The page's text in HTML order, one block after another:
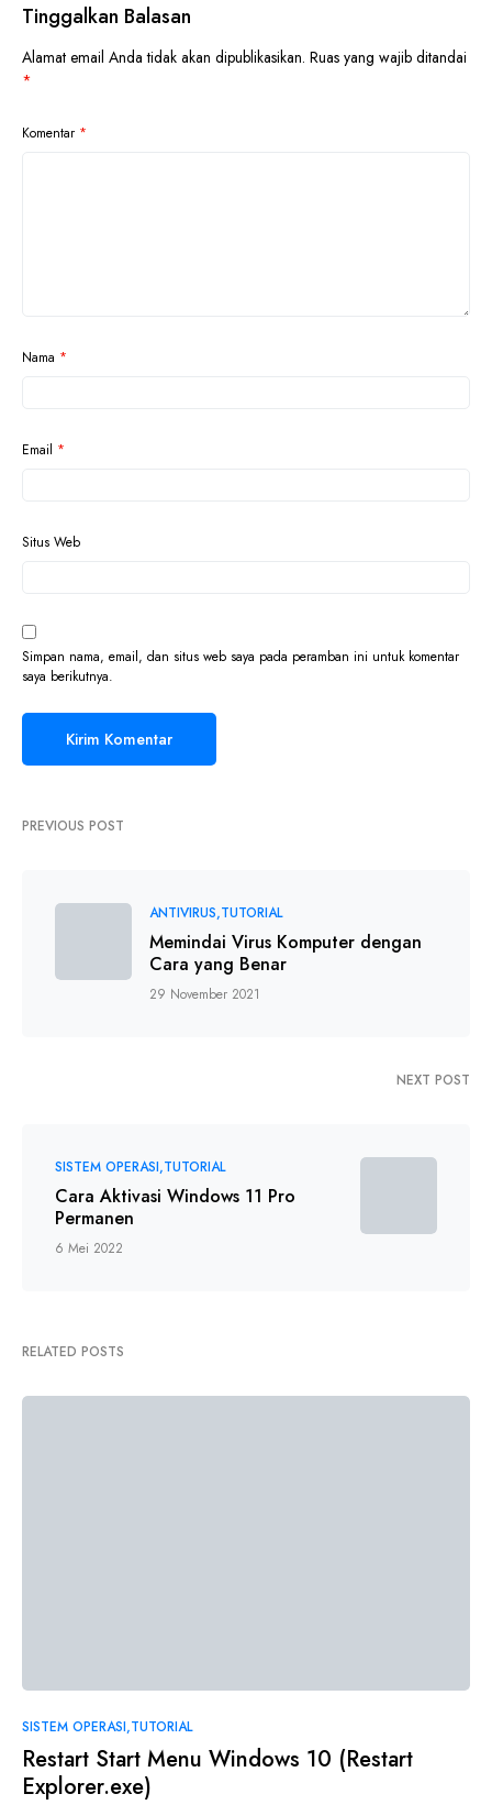
Tinggalkan Balasan
Alamat email Anda tidak akan dipublikasikan. Ruas yang wajib ditandai
*
Komentar *
Nama *
Email *
Situs Web
Simpan nama, email, dan situs web saya pada peramban ini untuk komentar
saya berikutnya.
PREVIOUS POST
ANTIVIRUS TUTORIAL
Memindai Virus Komputer dengan
Cara yang Benar
29 November 2021
NEXT POST
SISTEM OPERASI TUTORIAL
Cara Aktivasi Windows 11 Pro
Permanen
6 Mei 2022
RELATED POSTS
SISTEM OPERASI TUTORIAL
Restart Start Menu Windows 10 (Restart
Explorer.exe)